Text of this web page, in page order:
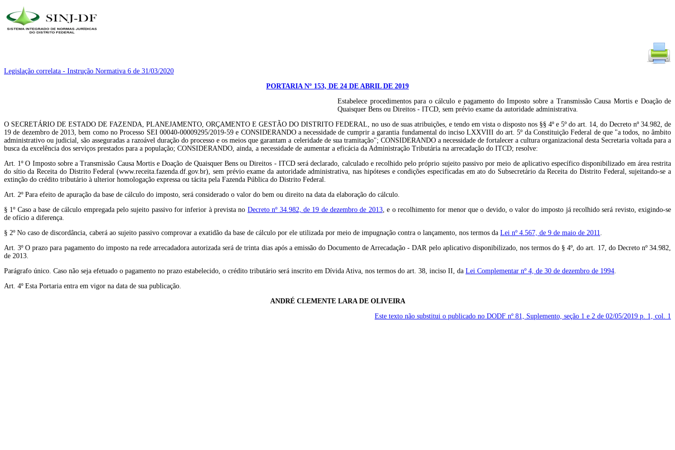
Legislação correlata - Instrução Normativa 6 de 31/03/2020
PORTARIA Nº 153, DE 24 DE ABRIL DE 2019
Estabelece procedimentos para o cálculo e pagamento do Imposto sobre a Transmissão Causa Mortis e Doação de
Quaisquer Bens ou Direitos - ITCD, sem prévio exame da autoridade administrativa.
O SECRETÁRIO DE ESTADO DE FAZENDA, PLANEJAMENTO, ORÇAMENTO E GESTÃO DO DISTRITO FEDERAL, no uso de suas atribuições, e tendo em vista o disposto nos §§ 4º e 5º do art. 14, do Decreto nº 34.982, de
19 de dezembro de 2013, bem como no Processo SEI 00040-00009295/2019-59 e CONSIDERANDO a necessidade de cumprir a garantia fundamental do inciso LXXVIII do art. 5º da Constituição Federal de que "a todos, no âmbito
administrativo ou judicial, são asseguradas a razoável duração do processo e os meios que garantam a celeridade de sua tramitação"; CONSIDERANDO a necessidade de fortalecer a cultura organizacional desta Secretaria voltada para a
busca da excelência dos serviços prestados para a população; CONSIDERANDO, ainda, a necessidade de aumentar a eficácia da Administração Tributária na arrecadação do ITCD; resolve:
Art. 1º O Imposto sobre a Transmissão Causa Mortis e Doação de Quaisquer Bens ou Direitos - ITCD será declarado, calculado e recolhido pelo próprio sujeito passivo por meio de aplicativo específico disponibilizado em área restrita
do sítio da Receita do Distrito Federal (www.receita.fazenda.df.gov.br), sem prévio exame da autoridade administrativa, nas hipóteses e condições especificadas em ato do Subsecretário da Receita do Distrito Federal, sujeitando-se a
extinção do crédito tributário à ulterior homologação expressa ou tácita pela Fazenda Pública do Distrito Federal.
Art. 2º Para efeito de apuração da base de cálculo do imposto, será considerado o valor do bem ou direito na data da elaboração do cálculo.
§ 1º Caso a base de cálculo empregada pelo sujeito passivo for inferior à prevista no Decreto nº 34.982, de 19 de dezembro de 2013, e o recolhimento for menor que o devido, o valor do imposto já recolhido será revisto, exigindo-se
de ofício a diferença.
§ 2º No caso de discordância, caberá ao sujeito passivo comprovar a exatidão da base de cálculo por ele utilizada por meio de impugnação contra o lançamento, nos termos da Lei nº 4.567, de 9 de maio de 2011.
Art. 3º O prazo para pagamento do imposto na rede arrecadadora autorizada será de trinta dias após a emissão do Documento de Arrecadação - DAR pelo aplicativo disponibilizado, nos termos do § 4º, do art. 17, do Decreto nº 34.982,
de 2013.
Parágrafo único. Caso não seja efetuado o pagamento no prazo estabelecido, o crédito tributário será inscrito em Dívida Ativa, nos termos do art. 38, inciso II, da Lei Complementar nº 4, de 30 de dezembro de 1994.
Art. 4º Esta Portaria entra em vigor na data de sua publicação.
ANDRÉ CLEMENTE LARA DE OLIVEIRA
Este texto não substitui o publicado no DODF nº 81, Suplemento, seção 1 e 2 de 02/05/2019 p. 1, col. 1